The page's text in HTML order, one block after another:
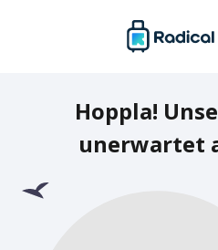
Hoppla!
unerwartet